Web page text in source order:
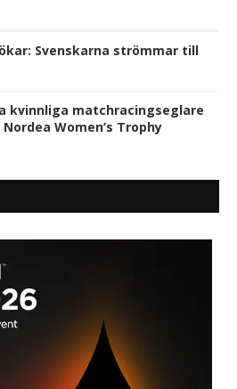
Svenskarna strömmar till
kvinnliga matchracingseglare
Nordea Women’s Trophy